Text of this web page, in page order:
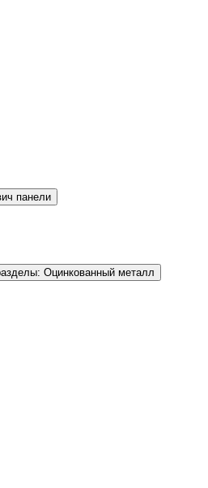
панели
Оцинкованный металл